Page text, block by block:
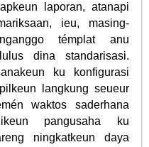
laporan, atanapi
ieu, masing-
témplat anu
dina standarisasi.
ku konfigurasi
langkung seueur
waktos saderhana
pangusaha ku
ningkatkeun daya